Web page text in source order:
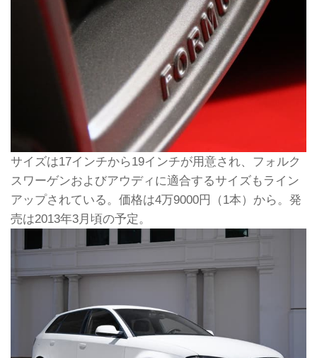
サイズは17インチから19インチが用意され、フォルク
スワーゲンおよびアウディに適合するサイズもライン
アップされている。価格は4万9000円（1本）から。発
売は2013年3月頃の予定。